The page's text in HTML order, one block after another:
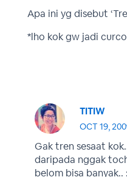
Apa ini yg disebut
*lho kok gw jadi
TITIW
OCT 19,
Gak tren sesaat
daripada nggak
belom bisa banyak..